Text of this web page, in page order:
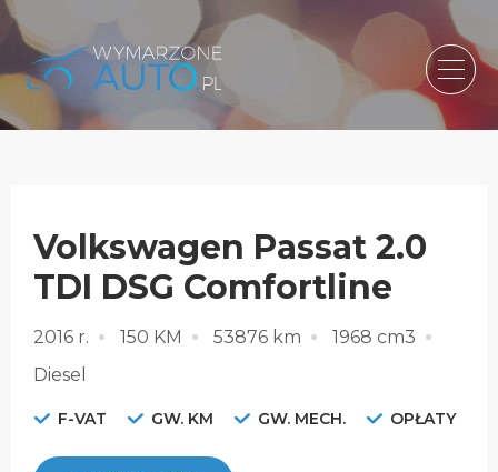
Volkswagen Passat 2.0
TDI DSG Comfortline
2016 r. 150 KM 53876 km
1968 cm3
Diesel
F-VAT GW. KM GW. MECH. OPŁATY